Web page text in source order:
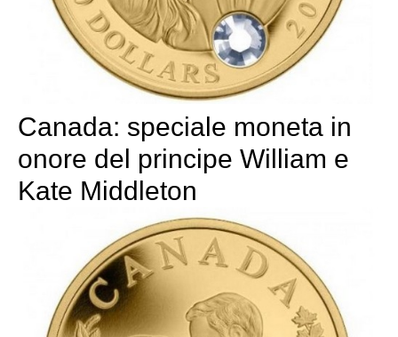
Canada: speciale moneta in
onore del principe William e
Kate Middleton